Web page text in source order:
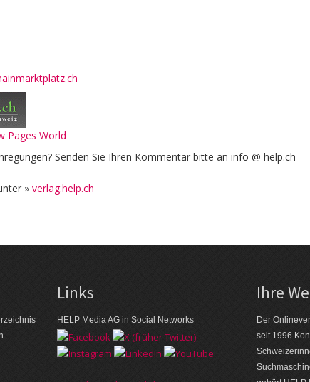
Pages World
Senden Sie Ihren Kommentar bitte an info @ help.ch
» verlag.help.ch
Links
HELP Media AG in Social Networks
Ihre
Der
seit 1996